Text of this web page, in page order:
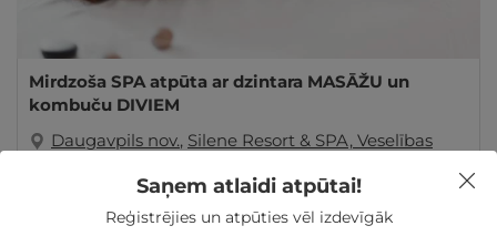
Mirdzoša SPA atpūta ar dzintara MASĀŽU un
kombuču DIVIEM
Daugavpils nov., Silene Resort & SPA, Veselības
Saņem atlaidi atpūtai!
Reģistrējies un atpūties vēl izdevīgāk